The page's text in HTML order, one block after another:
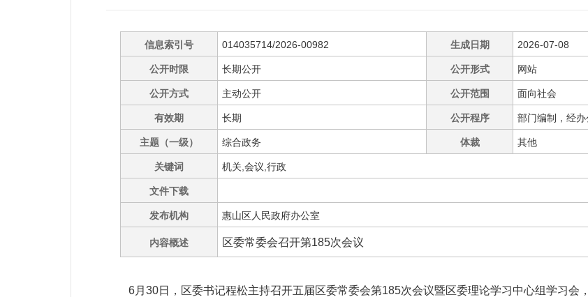
信息索引号 014035714/2026-00982 生成日期 2026-07-08
公开时限 长期公开 公开形式 网站
公开方式 主动公开 公开范围 面向社会
有效期 长期 公开程序 部门编制，经
主题（一级） 综合政务 体裁 其他
关键词 机关,会议,行政
文件下载
发布机构 惠山区人民政府办公室
内容概述 区委常委会召开第185次会议
6月30日，区委书记程松主持召开五届区委常委会第185次会议暨区委理论学习中心组学习会